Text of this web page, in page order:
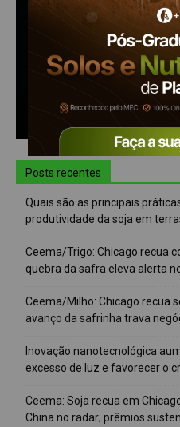
Posts recentes
Quais são as principais
produtividade da soja em
Ceema/Trigo: Chicago recua
quebra da safra eleva alerta
Ceema/Milho: Chicago recua
avanço da safrinha trava
Inovação nanotecnológica
excesso de luz e favorecer o
Ceema: Soja recua em
China no radar; prêmios